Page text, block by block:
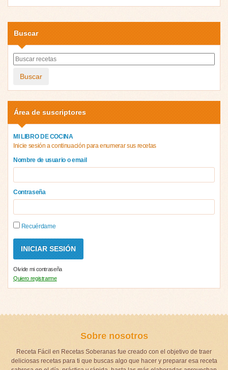
Buscar
Buscar
Área de suscriptores
MI LIBRO DE COCINA
Inicie sesión a continuación para enumerar sus recetas
Nombre de usuario o email
Contraseña
Recuérdame
Olvide mi contraseña
Quiero registrarme
Sobre nosotros
Receta Fácil en Recetas Soberanas fue creado con el objetivo de traer
deliciosas recetas para ti que buscas algo que hacer y preparar esa receta